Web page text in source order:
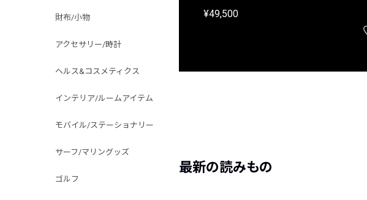
財布/小物
アクセサリー/時計
ヘルス&コスメティクス
インテリア/ルームアイテム
モバイル/ステーショナリー
サーフ/マリングッズ
ゴルフ
¥49,500
最新の読みもの